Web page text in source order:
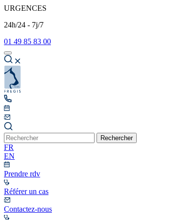
URGENCES
24h/24 - 7j/7
01 49 85 83 00
Rechercher
FR
EN
Prendre rdv
Référer un cas
Contactez-nous